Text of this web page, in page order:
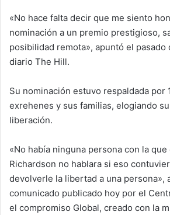
«No hace falta decir que me siento
nominación a un premio prestigioso,
posibilidad remota», apuntó el pasado
diario The Hill.
Su nominación estuvo respaldada por
exrehenes y sus familias, elogiando
liberación.
«No había ninguna persona con la
Richardson no hablara si eso
devolverle la libertad a una persona»,
comunicado publicado hoy por el
el compromiso Global, creado con la